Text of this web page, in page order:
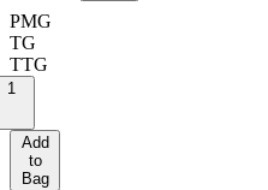
PMG
TG
TTG
1
Add
to
Bag